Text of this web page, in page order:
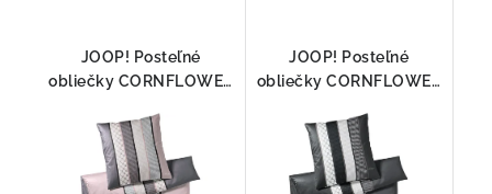
JOOP! Posteľné
obliečky CORNFLOWER
4069-11
JOOP! Posteľné
obliečky CORNFLOWER
4069-99